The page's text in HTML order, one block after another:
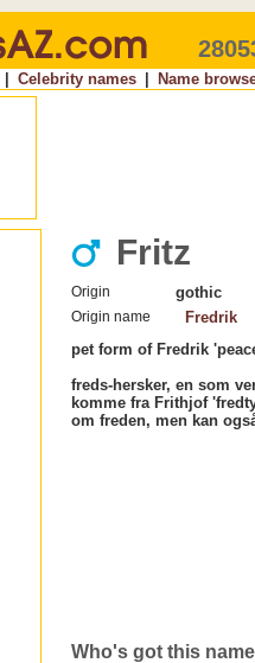
Celebrity names Name
Fritz
Origin gothic
Origin name
Fredrik
pet form of Fredrik
freds-hersker, en som
komme fra Frithjof
om freden, men kan
Who's got this